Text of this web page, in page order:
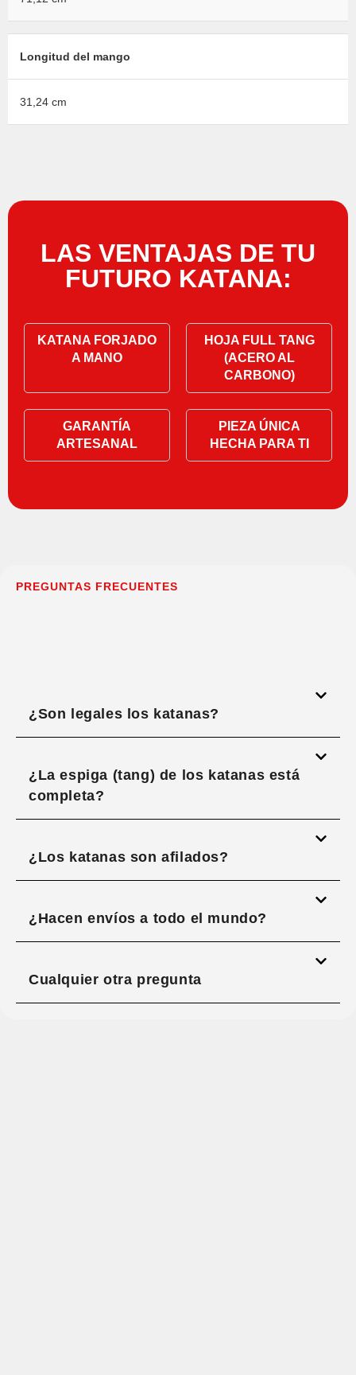
Longitud del mango
31,24 cm
LAS VENTAJAS DE TU
FUTURO KATANA:
KATANA FORJADO
A MANO
HOJA FULL TANG
(ACERO AL
CARBONO)
GARANTÍA
ARTESANAL
PIEZA ÚNICA
HECHA PARA TI
PREGUNTAS FRECUENTES
¿Son legales los katanas?
¿La espiga (tang) de los katanas está
completa?
¿Los katanas son afilados?
¿Hacen envíos a todo el mundo?
Cualquier otra pregunta